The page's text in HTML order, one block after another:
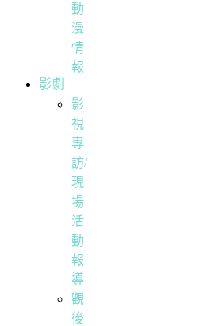
動
漫
情
報
影劇
影
視
專
訪/
現
場
活
動
報
導
觀
後